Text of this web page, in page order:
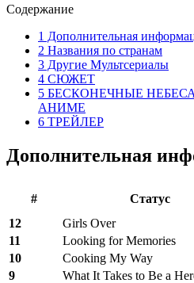
Содержание
1 Дополнительная
2 Названия по странам
3 Другие Мультсериалы
4 СЮЖЕТ
5 БЕСКОНЕЧНЫЕ
АНИМЕ
6 ТРЕЙЛЕР
Дополнительная
# Статус
12
Girls Over
11
Looking for Memories
10
Cooking My Way
9
What It Takes to Be a